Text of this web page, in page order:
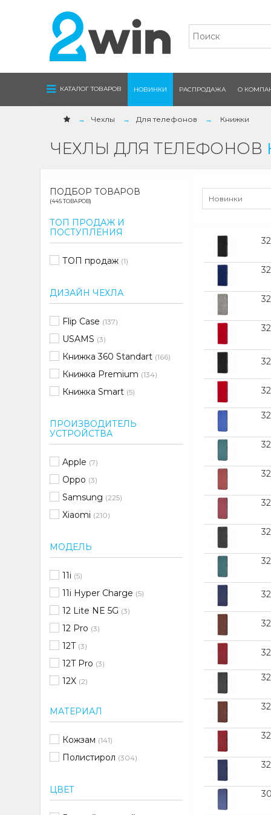
КАТАЛОГ ТОВАРОВ НОВИНКИ РАСПРОДАЖА О
Чехлы Для телефонов Книжки
ЧЕХЛЫ ДЛЯ ТЕЛЕФОНОВ
ПОДБОР ТОВАРОВ
(445 ТОВАРОВ)
ТОП ПРОДАЖ И
ПОСТУПЛЕНИЯ
ТОП продаж (1)
ДИЗАЙН ЧЕХЛА
Flip Case (137)
USAMS (3)
Книжка 360 Standart (166)
Книжка Premium (134)
Книжка Smart (5)
ПРОИЗВОДИТЕЛЬ
УСТРОЙСТВА
Apple (7)
Oppo (3)
Samsung (225)
Xiaomi (210)
МОДЕЛЬ
11i (5)
11i Hyper Charge (5)
12 Lite NE 5G (3)
12 Pro (3)
12T (3)
12T Pro (3)
12X (2)
14(1)
A03
A04
A04s
A05
МАТЕРИАЛ
Кожзам (141)
Полистирол (304)
ЦВЕТ
Новинки